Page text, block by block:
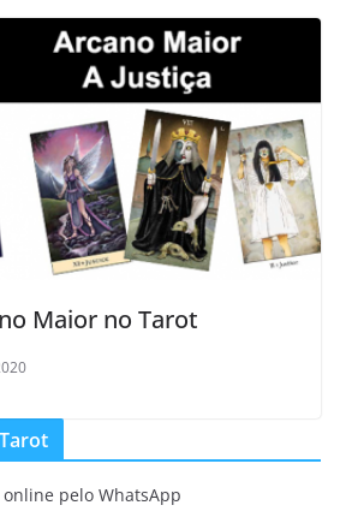
Maior no Tarot
pelo WhatsApp